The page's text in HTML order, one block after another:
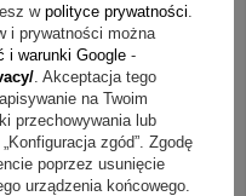
w polityce prywatności.
i prywatności można
i warunki Google -
. Akceptacja tego
na Twoim
przechowywania lub
zgód”. Zgodę
poprzez usunięcie
urządzenia końcowego.